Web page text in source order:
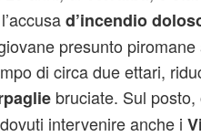
d’incendio
presunto piromane
di circa due ettari,
bruciate. Sul posto,
intervenire anche i